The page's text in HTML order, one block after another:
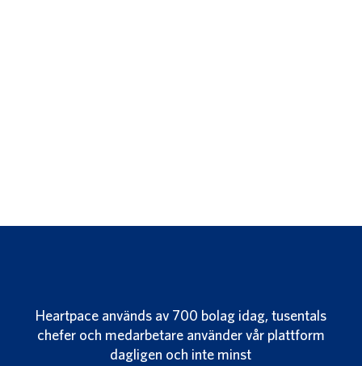
Heartpace används av 700 bolag idag, tusentals
chefer och medarbetare använder vår plattform
dagligen och inte minst